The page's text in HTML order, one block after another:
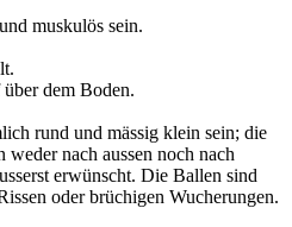
muskulös sein.
dem Boden.
rund und mässig klein sein; die
weder nach aussen noch nach
erwünscht. Die Ballen sind
oder brüchigen Wucherungen.